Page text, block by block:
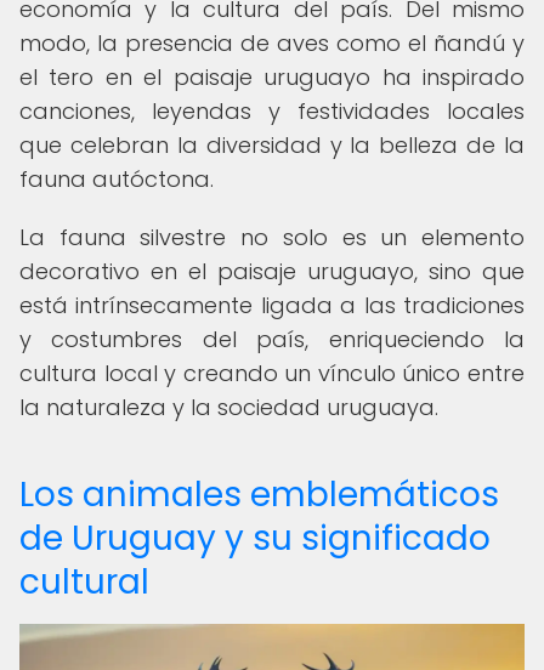
economía y la cultura del país. Del mismo
modo, la presencia de aves como el ñandú y
el tero en el paisaje uruguayo ha inspirado
canciones, leyendas y festividades locales
que celebran la diversidad y la belleza de la
fauna autóctona.
La fauna silvestre no solo es un elemento
decorativo en el paisaje uruguayo, sino que
está intrínsecamente ligada a las tradiciones
y costumbres del país, enriqueciendo la
cultura local y creando un vínculo único entre
la naturaleza y la sociedad uruguaya.
Los animales emblemáticos
de Uruguay y su significado
cultural